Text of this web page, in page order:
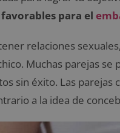
para el
relaciones
Muchas parejas
sin éxito. Las
a la idea de